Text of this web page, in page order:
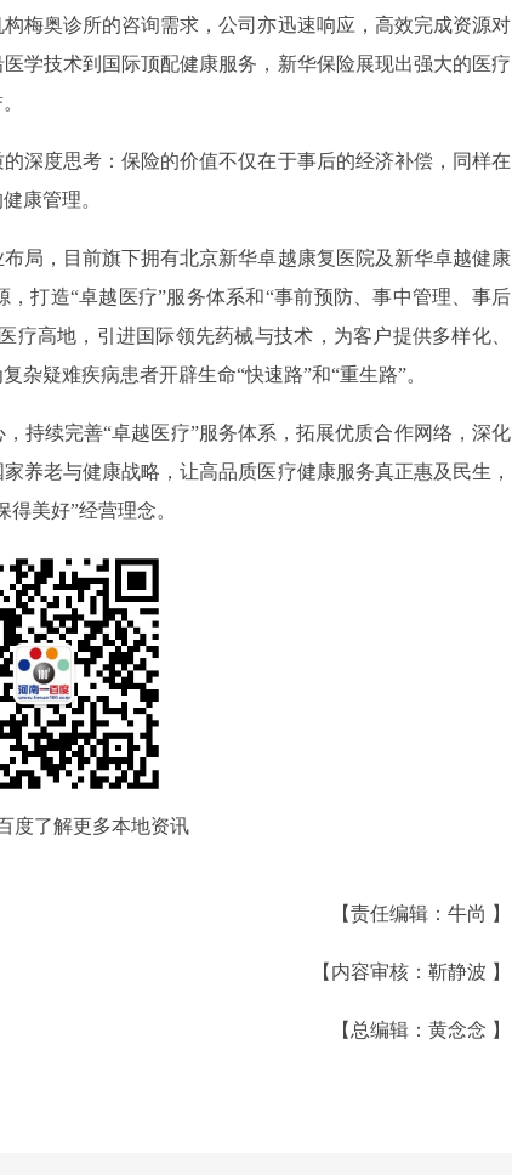
梅奥诊所的咨询需求，公司亦迅速响应，高效完成资源对
学技术到国际顶配健康服务，新华保险展现出强大的医疗
深度思考：保险的价值不仅在于事后的经济补偿，同样在
康管理。
局，目前旗下拥有北京新华卓越康复医院及新华卓越健康
打造“卓越医疗”服务体系和“事前预防、事中管理、事后
疗高地，引进国际领先药械与技术，为客户提供多样化、
疑难疾病患者开辟生命“快速路”和“重生路”。
持续完善“卓越医疗”服务体系，拓展优质合作网络，深化
养老与健康战略，让高品质医疗健康服务真正惠及民生，
美好”经营理念。
度了解更多本地资讯
【责任编辑：牛尚 】
【内容审核：靳静波 】
【总编辑：黄念念 】